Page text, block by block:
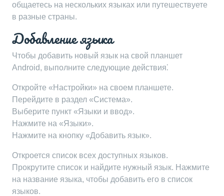
общаетесь на нескольких языках или путешествуете
в разные страны.
Добавление языка
Чтобы добавить новый язык на свой планшет
Android, выполните следующие действия⁚
Откройте «Настройки» на своем планшете.
Перейдите в раздел «Система».
Выберите пункт «Языки и ввод».
Нажмите на «Языки».
Нажмите на кнопку «Добавить язык».
Откроется список всех доступных языков.
Прокрутите список и найдите нужный язык. Нажмите
на название языка, чтобы добавить его в список
языков.